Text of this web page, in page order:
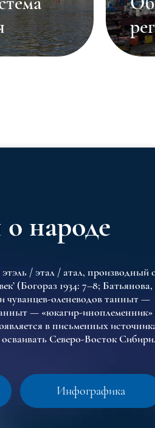
народе
/ этал / атал, производный
(Богораз 1934: 7–8; Батьянова,
чуванцев-оленеводов танныт —
— «юкагир-
в письменных
Северо-Восток Сибири.
Инфографика